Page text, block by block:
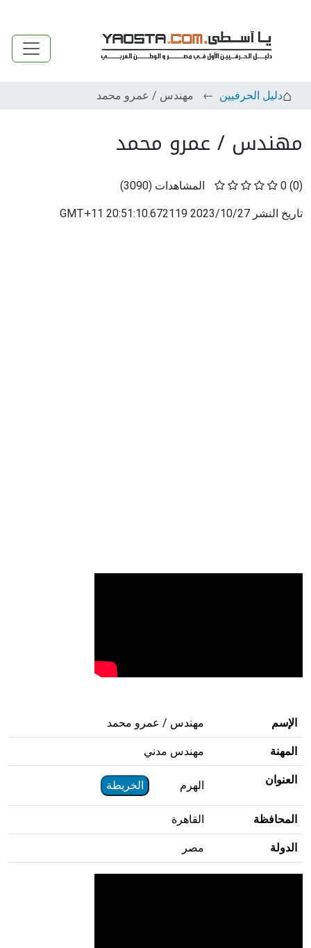
دليل الحرفيين مهندس / عمرو محمد
مهندس / عمرو محمد
(0)
0 المشاهدات (
3090
)
تاريخ النشر 2023/10/27 20:51:10.672119 GMT+11
الإسم مهندس / عمرو محمد
المهنة مهندس مدني
العنوان الهرم الخريطة
المحافظة القاهرة
الدولة مصر